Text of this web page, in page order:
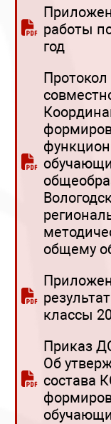
работы
год
общему
классы
Приказ
Об
состава